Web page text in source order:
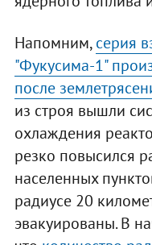
Напомним,серия
"Фукусима-1"
после
из строя вышли
охлаждения
резко повысился
населенных
радиусе 20
эвакуированы. В